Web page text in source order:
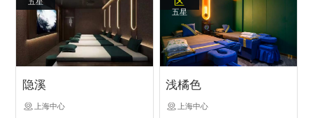
隐溪
上海中心
浅橘色
上海中心
五星